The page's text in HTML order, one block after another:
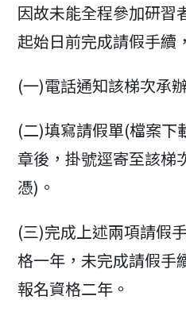
因故未能全程參加研習
起始日前完成請假手續
(一)電話通知該梯次承
(二)填寫請假單(檔案下
章後，掛號逕寄至該梯
憑)。
(三)完成上述兩項請假
格一年，未完成請假手
報名資格二年。